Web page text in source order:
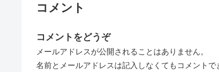
コメント
コメントをどうぞ
メールアドレスが公開されることはありません。
名前とメールアドレスは記入しなくてもコメントで